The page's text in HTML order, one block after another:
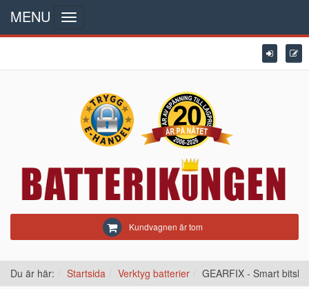
Kundvagnen är tom
MENU
Toggle
navigation
Du är här: Startsida Verktyg batterier GEARFIX - Smart